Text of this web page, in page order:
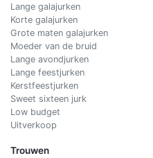
Lange galajurken
Korte galajurken
Grote maten galajurken
Moeder van de bruid
Lange avondjurken
Lange feestjurken
Kerstfeestjurken
Sweet sixteen jurk
Low budget
Uitverkoop
Trouwen